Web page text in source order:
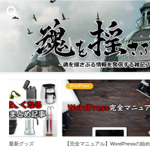
る最新グッズ
WordPress
【完全マニュアル】WordPressの始